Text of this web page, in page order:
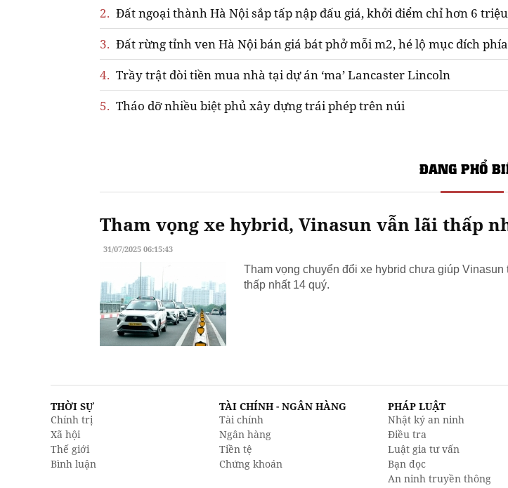
2. Đất ngoại thành Hà Nội sắp tấp nập đấu giá, khởi điểm chỉ hơn 6
3. Đất rừng tỉnh ven Hà Nội bán giá bát phở mỗi m2, hé lộ mục đích
4. Trầy trật đòi tiền mua nhà tại dự án ‘ma’ Lancaster Lincoln
5. Tháo dỡ nhiều biệt phủ xây dựng trái phép trên núi
ĐANG PHỔ
Tham vọng xe hybrid, Vinasun vẫn lãi thấp
31/07/2025 06:15:43
Tham vọng chuyển đổi xe hybrid chưa giúp
thấp nhất 14 quý.
THỜI SỰ
Chính trị
Xã hội
Thế giới
Bình luận
TÀI CHÍNH - NGÂN HÀNG
Tài chính
Ngân hàng
Tiền tệ
Chứng khoán
PHÁP LUẬT
Nhật ký an ninh
Điều tra
Luật gia tư vấn
Bạn đọc
An ninh truyền thông